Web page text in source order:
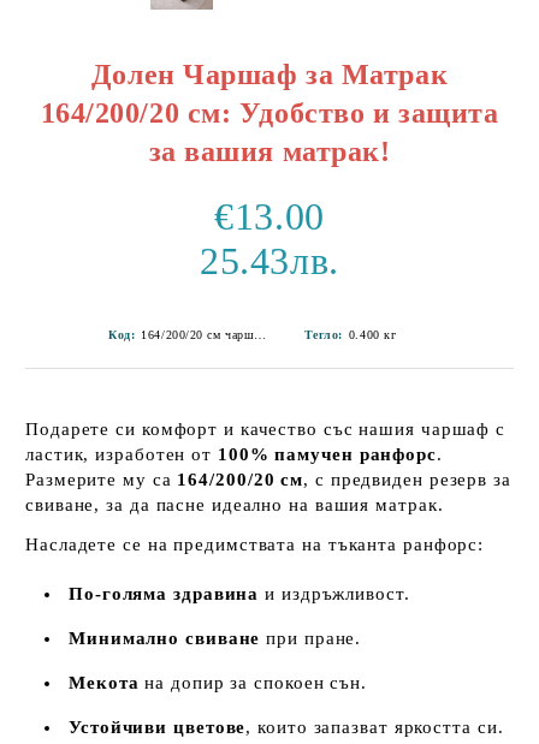
Долен Чаршаф за Матрак
164/200/20 см: Удобство и защита
за вашия матрак!
€13.00
25.43лв.
Код: Тегло: 0.400 кг
Подарете си комфорт и качество със нашия чаршаф с
ластик, изработен от 100% памучен ранфорс.
Размерите му са 164/200/20 см, с предвиден резерв за
свиване, за да пасне идеално на вашия матрак.
Насладете се на предимствата на тъканта ранфорс:
По-голяма здравина и издръжливост.
Минимално свиване при пране.
Мекота на допир за спокоен сън.
Устойчиви цветове, които запазват яркостта си.